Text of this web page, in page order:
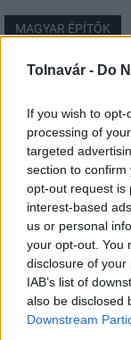
Tolnavár - Do
If you wish to
processing of
targeted
section to
opt-out request is
interest-based
us or personal
your opt-out. You
disclosure of
IAB’s list of
also be disclosed
Downstream
MAGYAR ÉPÍTŐK
Mi épül?